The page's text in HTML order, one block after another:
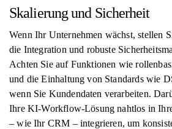
Skalierung und Sicherheit
Wenn Ihr Unternehmen wächst, stellen
die Integration und robuste
Achten Sie auf Funktionen wie
und die Einhaltung von Standards wie
wenn Sie Kundendaten verarbeiten.
Ihre KI-Workflow-Lösung nahtlos in Ihre
– wie Ihr CRM – integrieren, um